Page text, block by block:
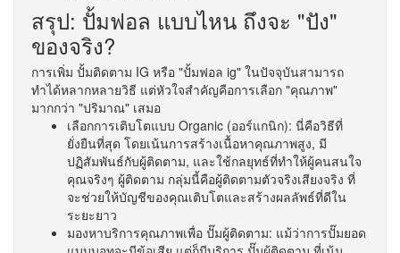
สรุป: ปั้มฟอล แบบไหน ถึงจะ "ปัง"
ของจริง?
การเพิ่ม ปั้มติดตาม IG หรือ "ปั้มฟอล ig" ในปัจจุบันสามารถ
ทำได้หลากหลายวิธี แต่หัวใจสำคัญคือการเลือก "คุณภาพ"
มากกว่า "ปริมาณ" เสมอ
เลือกการเติบโตแบบ Organic (ออร์แกนิก): นี่คือวิธีที่
ยั่งยืนที่สุด โดยเน้นการสร้างเนื้อหาคุณภาพสูง, มี
ปฏิสัมพันธ์กับผู้ติดตาม, และใช้กลยุทธ์ที่ทำให้ผู้คนสนใจ
คุณจริงๆ ผู้ติดตาม กลุ่มนี้คือผู้ติดตามตัวจริงเสียงจริง ที่
จะช่วยให้บัญชีของคุณเติบโตและสร้างผลลัพธ์ที่ดีใน
ระยะยาว
มองหาบริการคุณภาพเพื่อ ปั๊มผู้ติดตาม: แม้ว่าการปั๊มยอด